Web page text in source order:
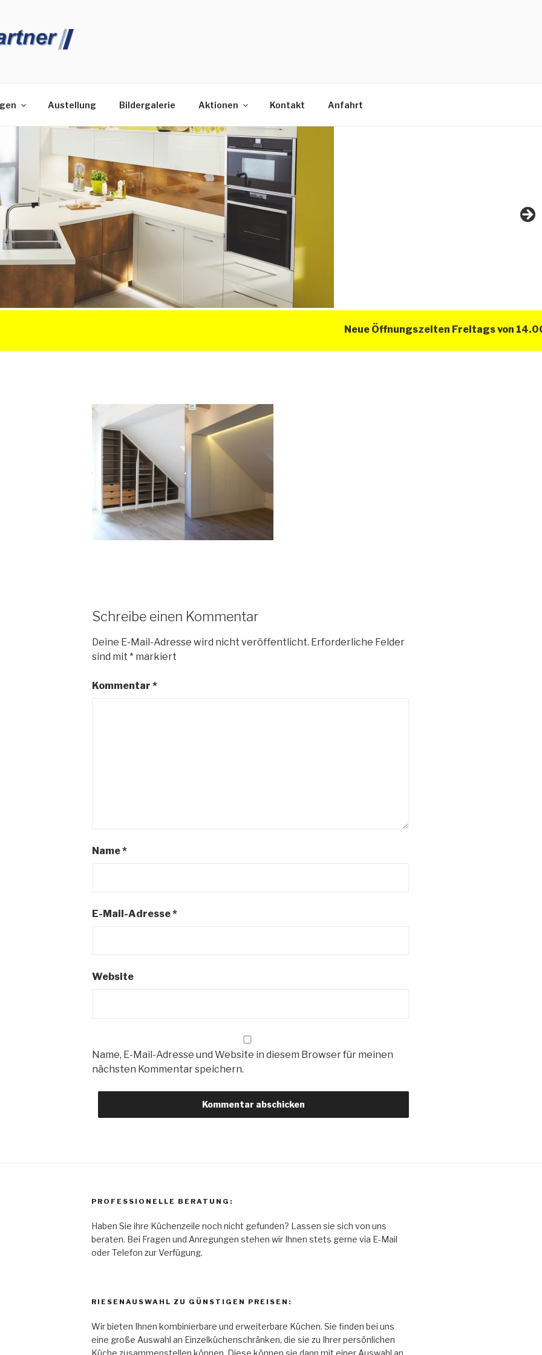
Austellung Bildergalerie Aktionen Kontakt Anfahrt
Neue Öffnungszeiten Freitags von 14.00
Schreibe einen Kommentar
Deine E-Mail-Adresse wird nicht veröffentlicht. Erforderliche Felder
sind mit * markiert
Kommentar *
Name*
E-Mail-Adresse*
Website
Name, E-Mail-Adresse und Website in diesem Browser für meinen
nächsten Kommentar speichern.
PROFESSIONELLE BERATUNG:
Haben Sie ihre Küchenzeile noch nicht gefunden? Lassen sie sich von uns
beraten. Bei Fragen und Anregungen stehen wir Ihnen stets gerne via E-Mail
oder Telefon zur Verfügung.
RIESENAUSWAHL ZU GÜNSTIGEN PREISEN:
Wir bieten Ihnen kombinierbare und erweiterbare Küchen. Sie finden bei uns
eine große Auswahl an Einzelküchenschränken, die sie zu Ihrer persönlichen
Küche zusammenstellen können. Diese können sie dann mit einer Auswahl an